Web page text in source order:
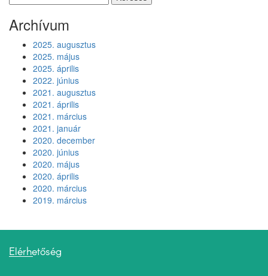
Archívum
2025. augusztus
2025. május
2025. április
2022. június
2021. augusztus
2021. április
2021. március
2021. január
2020. december
2020. június
2020. május
2020. április
2020. március
2019. március
Elérhetőség